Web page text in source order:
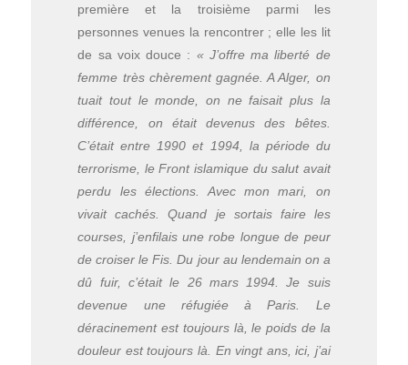
première et la troisième parmi les
personnes venues la rencontrer ; elle les lit
de sa voix douce : « J’offre ma liberté de
femme très chèrement gagnée. A Alger, on
tuait tout le monde, on ne faisait plus la
différence, on était devenus des bêtes.
C’était entre 1990 et 1994, la période du
terrorisme, le Front islamique du salut avait
perdu les élections. Avec mon mari, on
vivait cachés. Quand je sortais faire les
courses, j’enfilais une robe longue de peur
de croiser le Fis. Du jour au lendemain on a
dû fuir, c’était le 26 mars 1994. Je suis
devenue une réfugiée à Paris. Le
déracinement est toujours là, le poids de la
douleur est toujours là. En vingt ans, ici, j’ai